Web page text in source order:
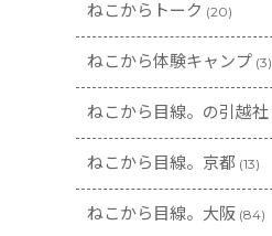
ねこからトーク (20)
ねこから体験キャンプ (3)
ねこから目線。の引越社
ねこから目線。京都 (13)
ねこから目線。大阪 (84)